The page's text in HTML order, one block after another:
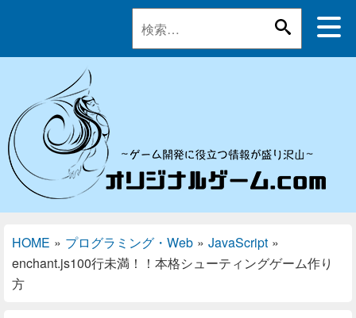
HOME » プログラミング・Web » JavaScript »
enchant.js100行未満！！本格シューティングゲーム作り
方